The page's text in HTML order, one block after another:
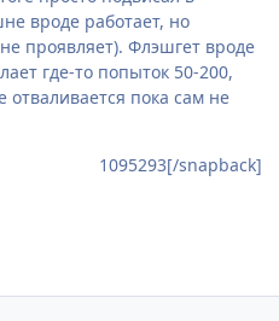
вроде работает, но
проявляет). Флэшгет вроде
где-то попыток 50-200,
пока сам не
1095293[/snapback]